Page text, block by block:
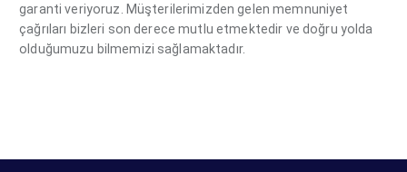
garanti veriyoruz. Müşterilerimizden gelen memnuniyet
çağrıları bizleri son derece mutlu etmektedir ve doğru yolda
olduğumuzu bilmemizi sağlamaktadır.